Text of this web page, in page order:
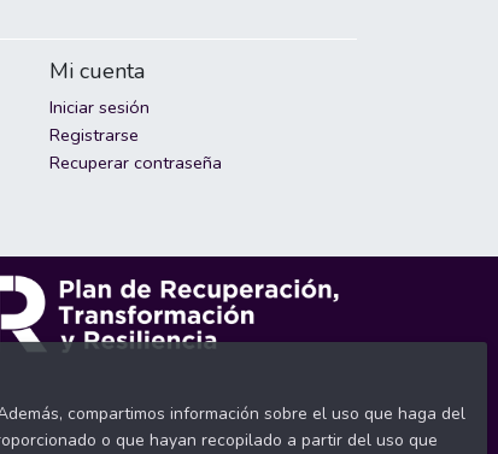
Mi cuenta
Iniciar sesión
Registrarse
Recuperar contraseña
compartimos información sobre el uso que haga del
o que hayan recopilado a partir del uso que